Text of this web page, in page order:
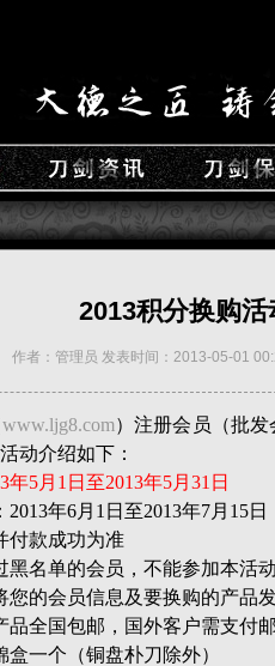
2013积分换购活
作者：管理员 发表时间：2013-05-01
www.ljg8.com）注册会员（批
动介绍如下：
年5月 1 日至2013年5月 31 日
2013年6月 1 日至2013年7月 15日
付款成功为准
黑名单的会员，不能参加本活
您的会员信息及要换购的产品
品全国包邮，国外客户需支付
一个（铜盘朴刀除外）